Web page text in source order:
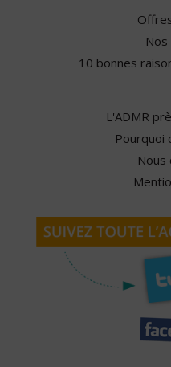
10 bonnes
L'ADMR
Pourquoi
Nous